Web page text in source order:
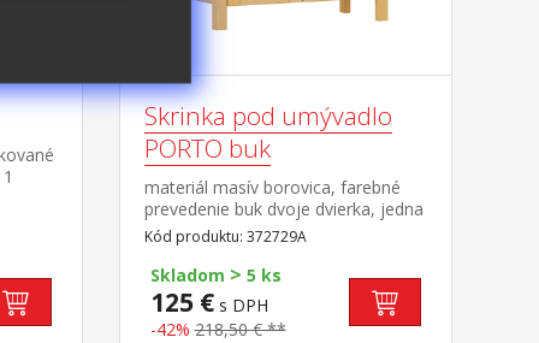
Skrinka pod umývadlo
PORTO buk
materiál masív borovica, farebné
prevedenie buk dvoje dvierka, jedna
polica maximálne nosnosti uvedené
v návode na montáž súčasť zostavy
PORTO buk
Kód produktu: 372729A
Skladom > 5 ks
125 €s DPH
-42% 218,50 € **